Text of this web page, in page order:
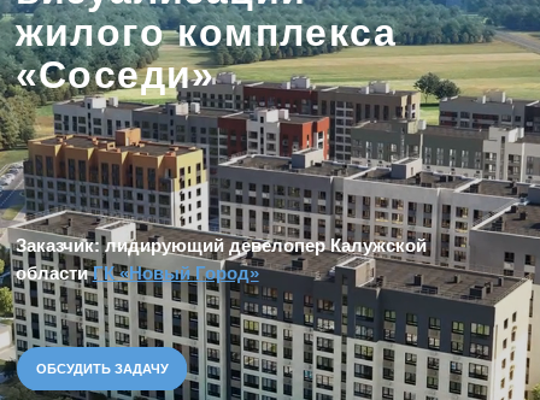
Заказчик: лидирующий девелопер Калужской
областиГК «Новый Город»
ОБСУДИТЬ ЗАДАЧУ